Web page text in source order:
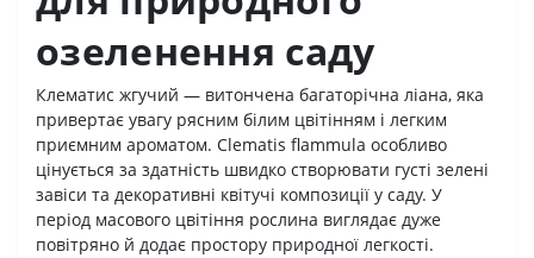
озеленення саду
Клематис жгучий — витончена багаторічна ліана, яка
привертає увагу рясним білим цвітінням і легким
приємним ароматом. Clematis flammula особливо
цінується за здатність швидко створювати густі зелені
завіси та декоративні квітучі композиції у саду. У
період масового цвітіння рослина виглядає дуже
повітряно й додає простору природної легкості.